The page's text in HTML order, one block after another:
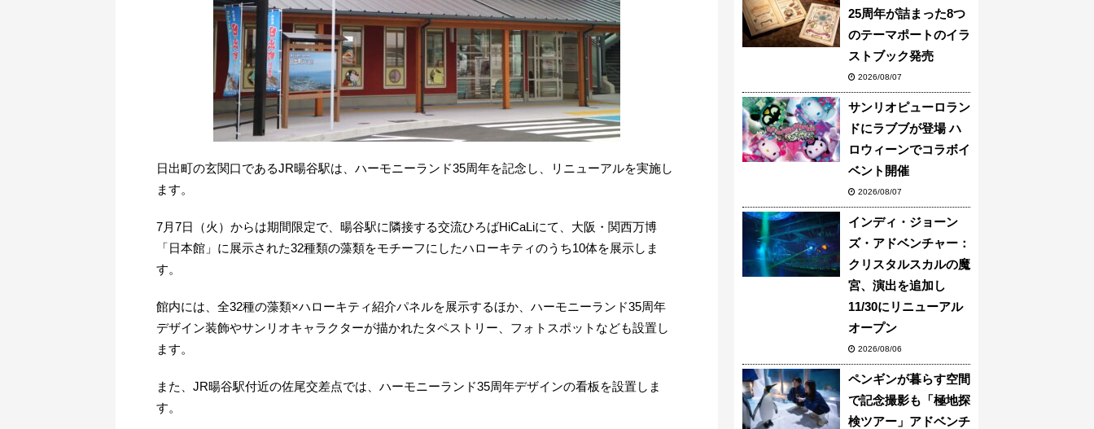
日出町の玄関口であるJR暘谷駅は、ハーモニーランド35周年を記念し、リニューアルを実施し
ます。
7月7日（火）からは期間限定で、暘谷駅に隣接する交流ひろばHiCaLiにて、大阪・関西万博
「日本館」に展示された32種類の藻類をモチーフにしたハローキティのうち10体を展示しま
す。
館内には、全32種の藻類×ハローキティ紹介パネルを展示するほか、ハーモニーランド35周年
デザイン装飾やサンリオキャラクターが描かれたタペストリー、フォトスポットなども設置し
ます。
また、JR暘谷駅付近の佐尾交差点では、ハーモニーランド35周年デザインの看板を設置しま
す。
25周年が詰まった8つ
のテーマポートのイラ
ストブック発売
2026/08/07
サンリオピューロラン
ドにラブブが登場 ハ
ロウィーンでコラボイ
ベント開催
2026/08/07
インディ・ジョーン
ズ・アドベンチャー：
クリスタルスカルの魔
宮、演出を追加し
11/30にリニューアル
オープン
2026/08/06
ペンギンが暮らす空間
で記念撮影も「極地探
検ツアー」アドベンチ